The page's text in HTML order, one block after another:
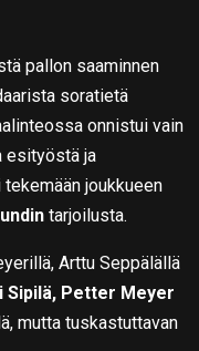
pallon saaminnen
soratietä
onnistui vain
esityöstä ja
joukkueen
tarjoilusta.
Arttu Seppälällä
Sipilä, Petter Meyer
mutta tuskastuttavan